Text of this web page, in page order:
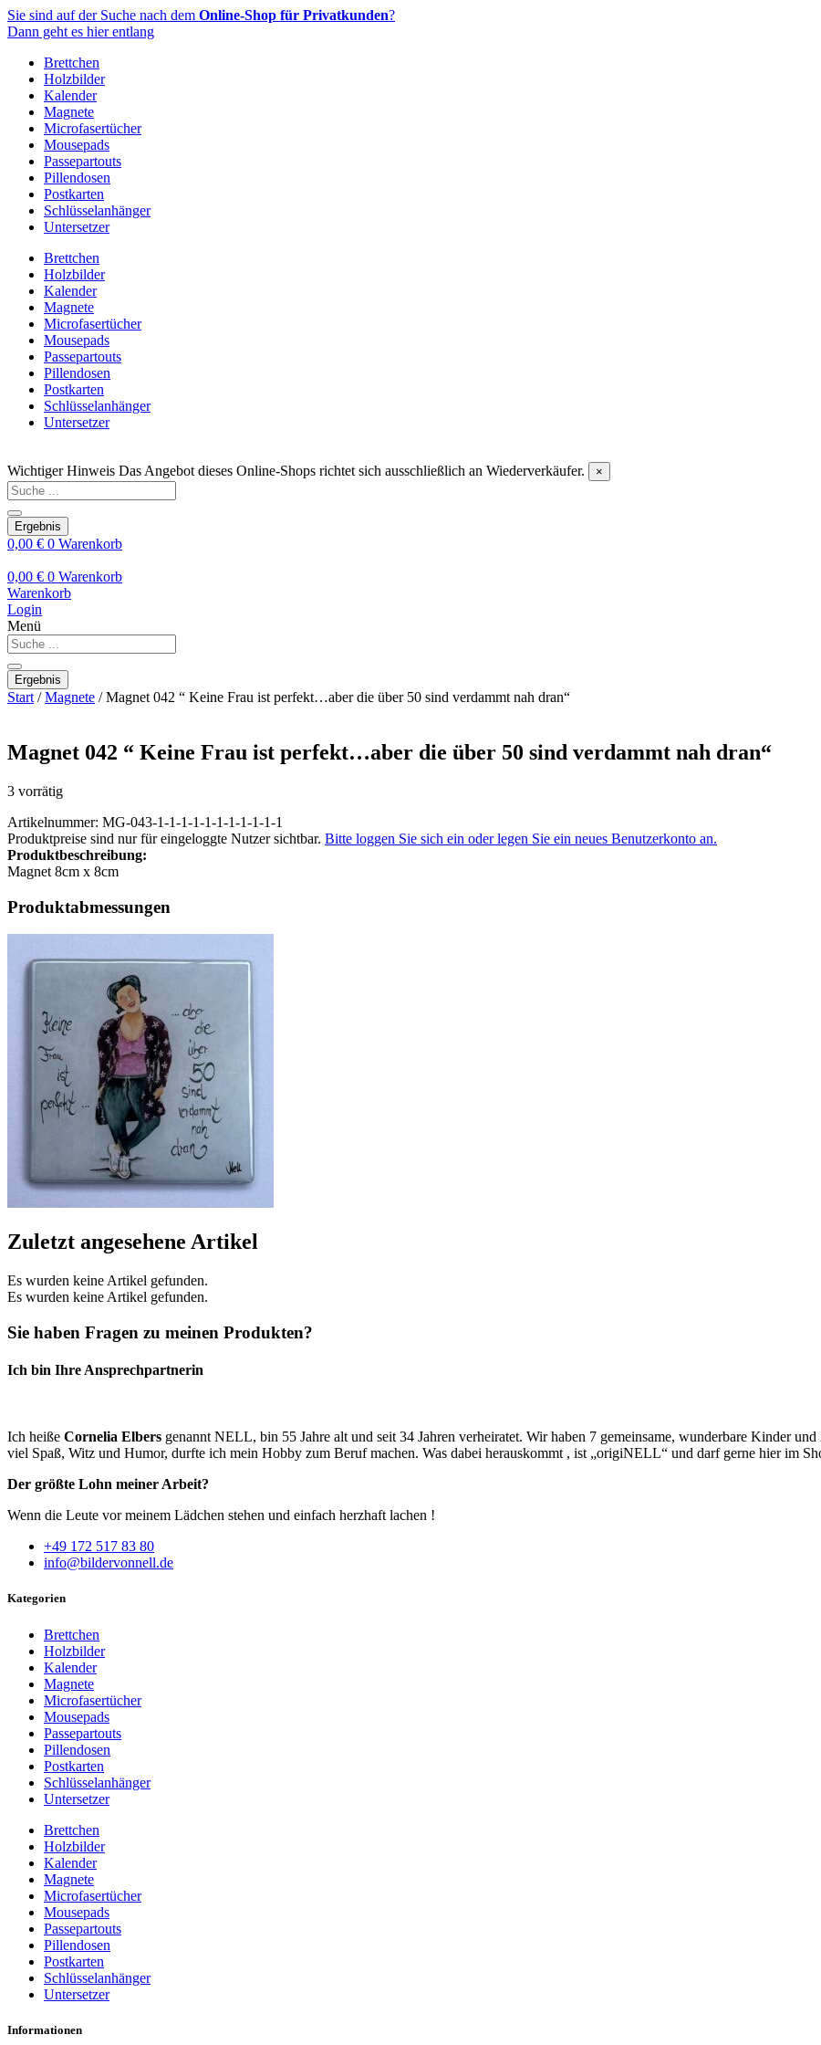
Zum
Inhalt
Sie sind auf der Suche nach dem Online-Shop für Privatkunden?
Dann geht es hier entlang
Brettchen
Holzbilder
Kalender
Magnete
Microfasertücher
Mousepads
Passepartouts
Pillendosen
Postkarten
Schlüsselanhänger
Untersetzer
Brettchen
Holzbilder
Kalender
Magnete
Microfasertücher
Mousepads
Passepartouts
Pillendosen
Postkarten
Schlüsselanhänger
Untersetzer
Wichtiger Hinweis Das Angebot dieses Online-Shops richtet sich ausschließlich an Wiederverkäufer. ×
Search
...
Ergebnis
0,00 € 0 Warenkorb
0,00 € 0 Warenkorb
Warenkorb
Login
Menü
Search
...
Ergebnis
Start /Magnete / Magnet 042 “ Keine Frau ist perfekt…aber die über 50 sind verdammt nah dran“
Magnet 042 “ Keine Frau ist perfekt…aber die über 50 sind verdammt nah dran“
3 vorrätig
Artikelnummer: MG-043-1-1-1-1-1-1-1-1-1-1-1
Produktpreise sind nur für eingeloggte Nutzer sichtbar. Bitte loggen Sie sich ein oder legen Sie ein neues Benutzerkonto an.
Produktbeschreibung:
Magnet 8cm x 8cm
Produktabmessungen
Zuletzt angesehene Artikel
Es wurden keine Artikel gefunden.
Es wurden keine Artikel gefunden.
Sie haben Fragen zu meinen Produkten?
Ich bin Ihre Ansprechpartnerin
Ich heiße Cornelia Elbers genannt NELL, bin 55 Jahre alt und seit 34 Jahren verheiratet. Wir haben 7 gemeinsame, wunderbare Kinder
viel Spaß, Witz und Humor, durfte ich mein Hobby zum Beruf machen. Was dabei herauskommt , ist „origiNELL“ und darf gerne hier im
Der größte Lohn meiner Arbeit?
Wenn die Leute vor meinem Lädchen stehen und einfach herzhaft lachen !
+49 172 517 83 80
info@bildervonnell.de
Kategorien
Brettchen
Holzbilder
Kalender
Magnete
Microfasertücher
Mousepads
Passepartouts
Pillendosen
Postkarten
Schlüsselanhänger
Untersetzer
Brettchen
Holzbilder
Kalender
Magnete
Microfasertücher
Mousepads
Passepartouts
Pillendosen
Postkarten
Schlüsselanhänger
Untersetzer
Informationen